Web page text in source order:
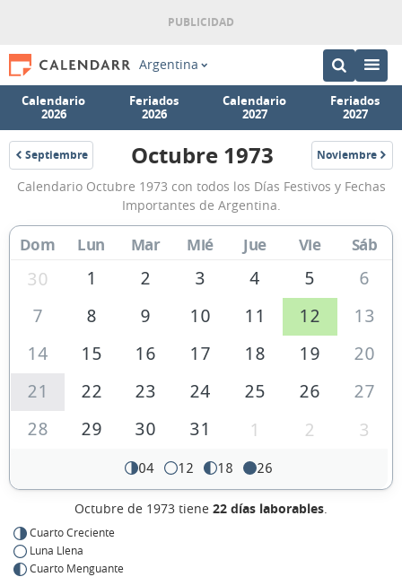
Argentina
Calendario
2026
Feriados
2026
Calendario
2027
Feriados
2027
Septiembre
1973
Calendario
Octubre
1973
de
Argentina
Octubre 1973 Noviembre
1973
Calendario Octubre 1973 con todos los Días Festivos y Fechas
Importantes de Argentina.
Dom Lun Mar Mié Jue Vie Sáb
30 1 2 3 4 5
6
7
8 9 10 11 12
13
14
15 16 17 18 19
20
21
22 23 24 25 26
27
28
29 30 31 1 2 3
04 12 18 26
Octubre de 1973 tiene 22 días laborables.
Cuarto Creciente
Luna Llena
Cuarto Menguante